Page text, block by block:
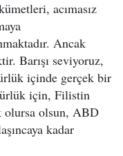
acımasız
Ancak
Barışı seviyoruz,
içinde gerçek bir
için, Filistin
olursa olsun, ABD
kadar